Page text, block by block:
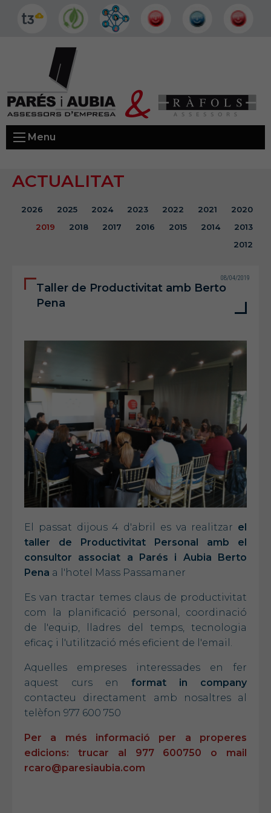
Menu
ACTUALITAT
2026 2025 2024 2023 2022 2021
2020
2019
2018 2017 2016 2015 2014
2013
2012
Taller de Productivitat amb Berto
Pena
08/04/2019
El passat dijous 4 d'abril es va realitzar el
taller de Productivitat Personal amb el
consultor associat a Parés i Aubia Berto
Pena a l'hotel Mass Passamaner
Es van tractar temes claus de productivitat
com la planificació personal, coordinació
de l'equip, lladres del temps, tecnologia
eficaç i l'utilització més eficient de l'email.
Aquelles empreses interessades en fer
aquest curs en format in company
contacteu directament amb nosaltres al
telèfon 977 600 750
Per a més informació per a properes
edicions: trucar al 977 600750 o mail
rcaro@paresiaubia.com